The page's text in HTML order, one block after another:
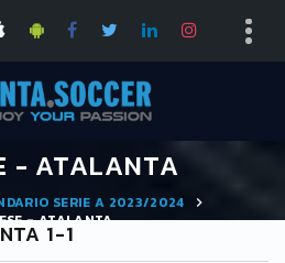
- ATALANTA
SERIE A 2023/2024
- ATALANTA
1-1